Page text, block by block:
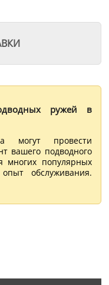
ружей в
могут провести
вашего подводного
многих популярных
обслуживания.